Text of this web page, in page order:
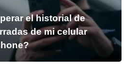
el historial de
de mi celular